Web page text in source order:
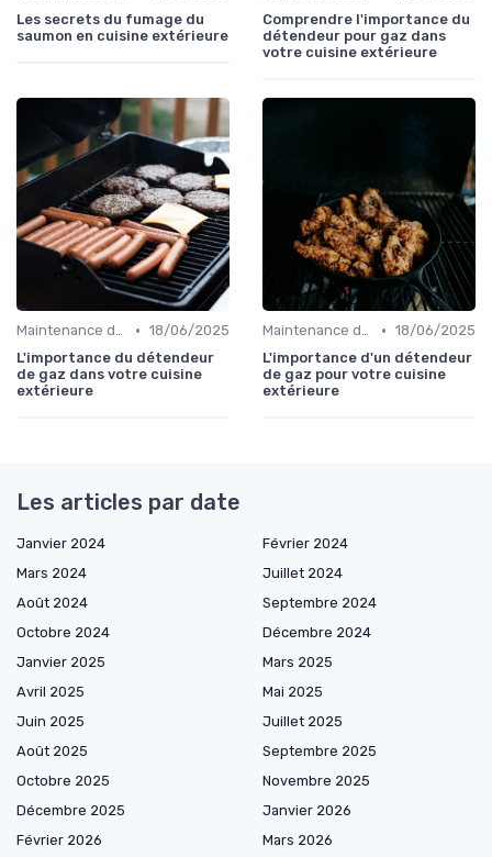
Les secrets du fumage du
saumon en cuisine extérieure
Comprendre l'importance du
détendeur pour gaz dans
votre cuisine extérieure
Maintenance des Équipements • 18/06/2025
L'importance du détendeur
de gaz dans votre cuisine
extérieure
Maintenance des Équipements • 18/06/2025
L'importance d'un détendeur
de gaz pour votre cuisine
extérieure
Les articles par date
Janvier 2024
Février 2024
Mars 2024
Juillet 2024
Août 2024
Septembre 2024
Octobre 2024
Décembre 2024
Janvier 2025
Mars 2025
Avril 2025
Mai 2025
Juin 2025
Juillet 2025
Août 2025
Septembre 2025
Octobre 2025
Novembre 2025
Décembre 2025
Janvier 2026
Février 2026
Mars 2026